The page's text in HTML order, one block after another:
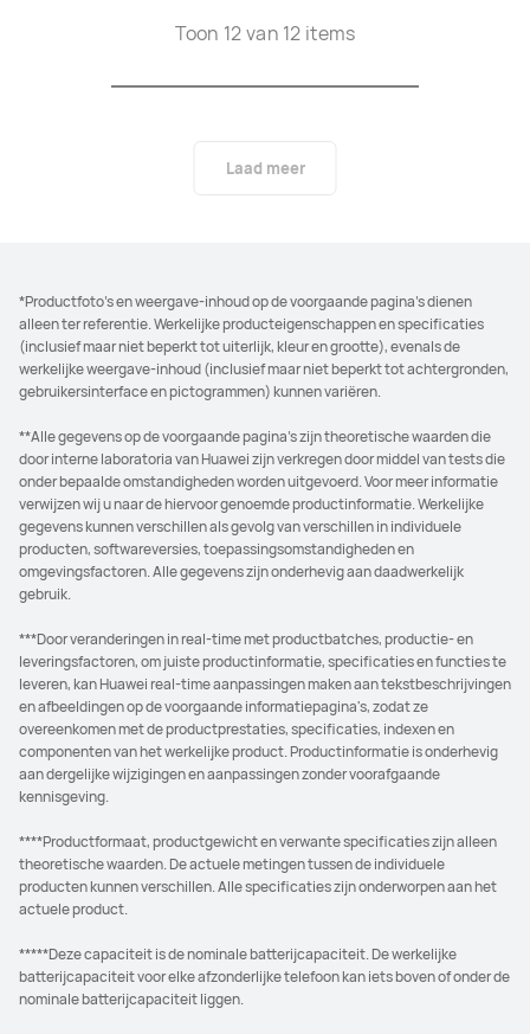
Toon 12 van 12 items
Laad meer
*Productfoto's en weergave-inhoud op de voorgaande pagina's dienen
alleen ter referentie. Werkelijke producteigenschappen en specificaties
(inclusief maar niet beperkt tot uiterlijk, kleur en grootte), evenals de
werkelijke weergave-inhoud (inclusief maar niet beperkt tot achtergronden,
gebruikersinterface en pictogrammen) kunnen variëren.
**Alle gegevens op de voorgaande pagina's zijn theoretische waarden die
door interne laboratoria van Huawei zijn verkregen door middel van tests die
onder bepaalde omstandigheden worden uitgevoerd. Voor meer informatie
verwijzen wij u naar de hiervoor genoemde productinformatie. Werkelijke
gegevens kunnen verschillen als gevolg van verschillen in individuele
producten, softwareversies, toepassingsomstandigheden en
omgevingsfactoren. Alle gegevens zijn onderhevig aan daadwerkelijk
gebruik.
***Door veranderingen in real-time met productbatches, productie- en
leveringsfactoren, om juiste productinformatie, specificaties en functies te
leveren, kan Huawei real-time aanpassingen maken aan tekstbeschrijvingen
en afbeeldingen op de voorgaande informatiepagina's, zodat ze
overeenkomen met de productprestaties, specificaties, indexen en
componenten van het werkelijke product. Productinformatie is onderhevig
aan dergelijke wijzigingen en aanpassingen zonder voorafgaande
kennisgeving.
****Productformaat, productgewicht en verwante specificaties zijn alleen
theoretische waarden. De actuele metingen tussen de individuele
producten kunnen verschillen. Alle specificaties zijn onderworpen aan het
actuele product.
*****Deze capaciteit is de nominale batterijcapaciteit. De werkelijke
batterijcapaciteit voor elke afzonderlijke telefoon kan iets boven of onder de
nominale batterijcapaciteit liggen.